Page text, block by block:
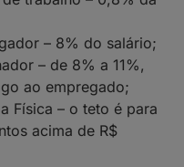
– 8% do salário;
– de 8% a 11%,
ao empregado;
Física – o teto é para
acima de R$